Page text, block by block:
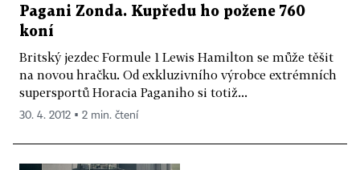
Pagani Zonda. Kupředu ho požene 760
koní
Britský jezdec Formule 1 Lewis Hamilton se může těšit
na novou hračku. Od exkluzivního výrobce extrémních
supersportů Horacia Paganiho si totiž...
30. 4. 2012 ▪ 2 min. čtení